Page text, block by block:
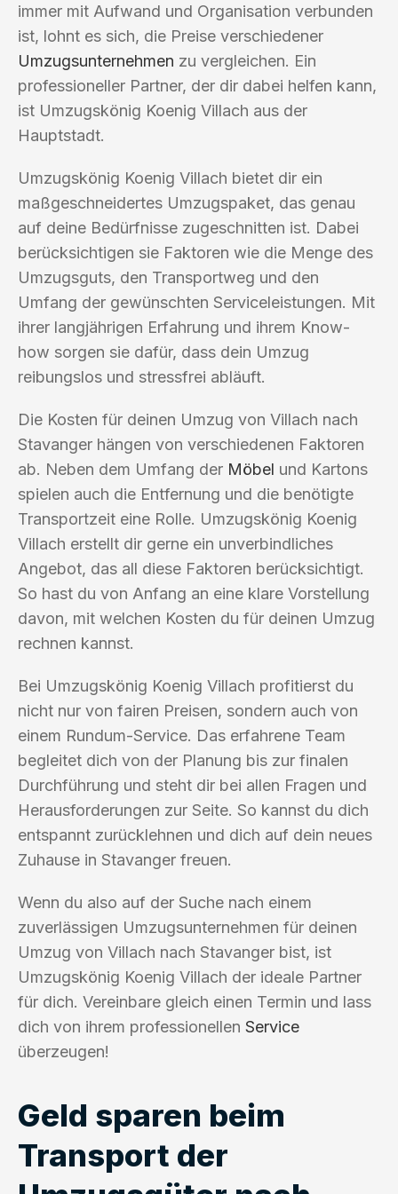
immer mit Aufwand und Organisation verbunden
ist, lohnt es sich, die Preise verschiedener
Umzugsunternehmen zu vergleichen. Ein
professioneller Partner, der dir dabei helfen kann,
ist Umzugskönig Koenig Villach aus der
Hauptstadt.
Umzugskönig Koenig Villach bietet dir ein
maßgeschneidertes Umzugspaket, das genau
auf deine Bedürfnisse zugeschnitten ist. Dabei
berücksichtigen sie Faktoren wie die Menge des
Umzugsguts, den Transportweg und den
Umfang der gewünschten Serviceleistungen. Mit
ihrer langjährigen Erfahrung und ihrem Know-
how sorgen sie dafür, dass dein Umzug
reibungslos und stressfrei abläuft.
Die Kosten für deinen Umzug von Villach nach
Stavanger hängen von verschiedenen Faktoren
ab. Neben dem Umfang der Möbel und Kartons
spielen auch die Entfernung und die benötigte
Transportzeit eine Rolle. Umzugskönig Koenig
Villach erstellt dir gerne ein unverbindliches
Angebot, das all diese Faktoren berücksichtigt.
So hast du von Anfang an eine klare Vorstellung
davon, mit welchen Kosten du für deinen Umzug
rechnen kannst.
Bei Umzugskönig Koenig Villach profitierst du
nicht nur von fairen Preisen, sondern auch von
einem Rundum-Service. Das erfahrene Team
begleitet dich von der Planung bis zur finalen
Durchführung und steht dir bei allen Fragen und
Herausforderungen zur Seite. So kannst du dich
entspannt zurücklehnen und dich auf dein neues
Zuhause in Stavanger freuen.
Wenn du also auf der Suche nach einem
zuverlässigen Umzugsunternehmen für deinen
Umzug von Villach nach Stavanger bist, ist
Umzugskönig Koenig Villach der ideale Partner
für dich. Vereinbare gleich einen Termin und lass
dich von ihrem professionellen Service
überzeugen!
Geld sparen beim
Transport der